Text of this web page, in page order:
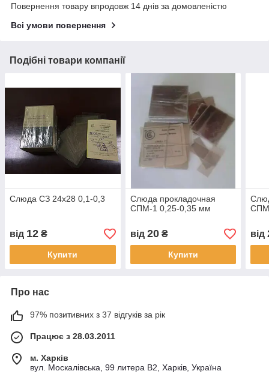
Повернення товару впродовж 14 днів за домовленістю
Всі умови повернення
Подібні товари компанії
Слюда СЗ 24х28 0,1-0,3
від 12 ₴
Купити
Слюда прокладочная
СПМ-1 0,25-0,35 мм
від 20₴
Купити
від
Про нас
97% позитивних з 37 відгуків за рік
Працює з 28.03.2011
м. Харків
вул. Москалівська, 99 литера В2, Харків, Україна